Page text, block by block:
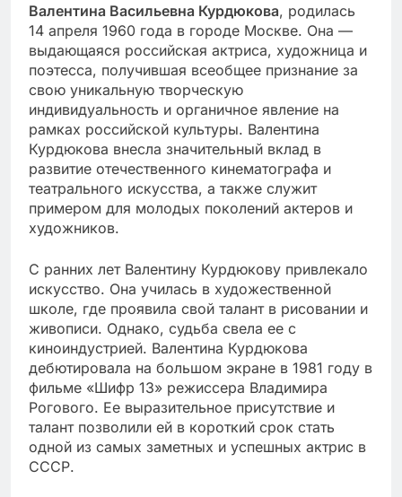
Валентина Васильевна Курдюкова, родилась
14 апреля 1960 года в городе Москве. Она —
выдающаяся российская актриса, художница и
поэтесса, получившая всеобщее признание за
свою уникальную творческую
индивидуальность и органичное явление на
рамках российской культуры. Валентина
Курдюкова внесла значительный вклад в
развитие отечественного кинематографа и
театрального искусства, а также служит
примером для молодых поколений актеров и
художников.
С ранних лет Валентину Курдюкову привлекало
искусство. Она училась в художественной
школе, где проявила свой талант в рисовании и
живописи. Однако, судьба свела ее с
киноиндустрией. Валентина Курдюкова
дебютировала на большом экране в 1981 году в
фильме «Шифр 13» режиссера Владимира
Рогового. Ее выразительное присутствие и
талант позволили ей в короткий срок стать
одной из самых заметных и успешных актрис в
СССР.